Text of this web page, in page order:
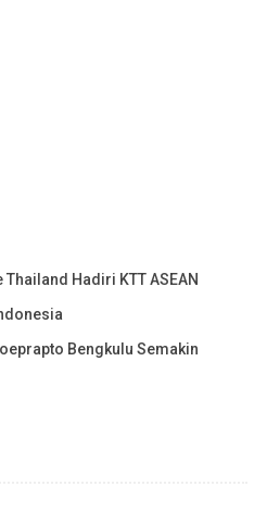
Hadiri KTT ASEAN
Bengkulu Semakin